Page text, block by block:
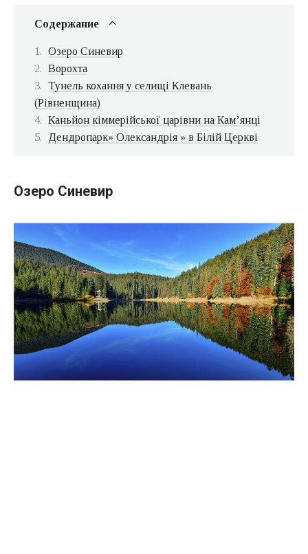
Содержание
Озеро Синевир
Ворохта
Тунель кохання у селищі Клевань
(Рівненщина)
Каньйон кіммерійської царівни на Кам’янці
Дендропарк» Олександрія » в Білій Церкві
Озеро Синевир